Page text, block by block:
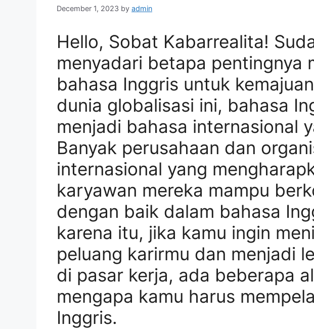
December 1, 2023 by admin
Hello, Sobat Kabarrealita!
menyadari betapa pentingnya
bahasa Inggris untuk
dunia globalisasi ini, bahasa
menjadi bahasa internasional
Banyak perusahaan dan
internasional yang
karyawan mereka mampu
dengan baik dalam bahasa
karena itu, jika kamu ingin
peluang karirmu dan menjadi
di pasar kerja, ada beberapa
mengapa kamu harus
Inggris.